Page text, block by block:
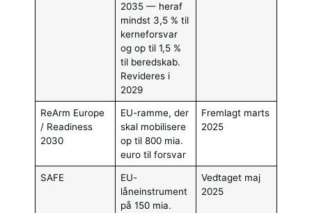
2035 — heraf
mindst 3,5 % til
kerneforsvar
og op til 1,5 %
til beredskab.
Revideres i
2029
ReArm Europe
/ Readiness
2030
EU-ramme, der
skal mobilisere
op til 800 mia.
euro til forsvar
Fremlagt marts
2025
SAFE
EU-
låneinstrument
på 150 mia.
Vedtaget maj
2025